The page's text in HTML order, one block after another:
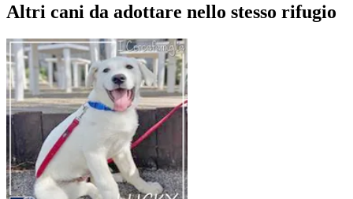
Altri cani da adottare nello stesso rifugio